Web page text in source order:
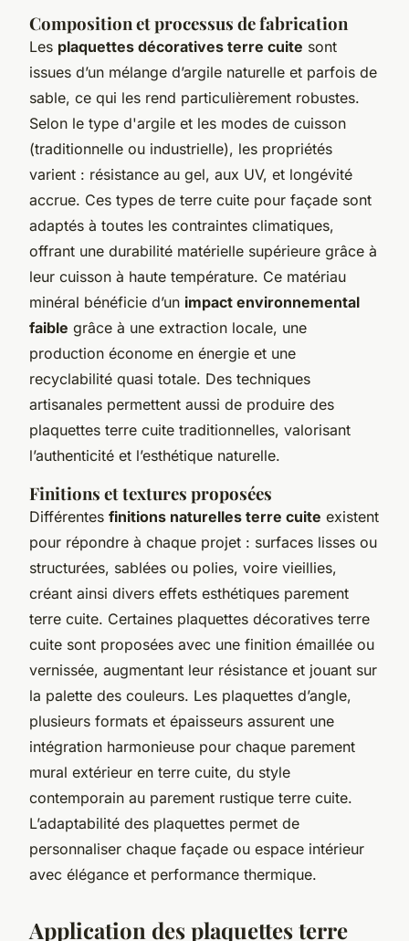
Composition et processus de fabrication
Les plaquettes décoratives terre cuite sont
issues d’un mélange d’argile naturelle et parfois de
sable, ce qui les rend particulièrement robustes.
Selon le type d'argile et les modes de cuisson
(traditionnelle ou industrielle), les propriétés
varient : résistance au gel, aux UV, et longévité
accrue. Ces types de terre cuite pour façade sont
adaptés à toutes les contraintes climatiques,
offrant une durabilité matérielle supérieure grâce à
leur cuisson à haute température. Ce matériau
minéral bénéficie d’un impact environnemental
faible grâce à une extraction locale, une
production économe en énergie et une
recyclabilité quasi totale. Des techniques
artisanales permettent aussi de produire des
plaquettes terre cuite traditionnelles, valorisant
l’authenticité et l’esthétique naturelle.
Finitions et textures proposées
Différentes finitions naturelles terre cuite existent
pour répondre à chaque projet : surfaces lisses ou
structurées, sablées ou polies, voire vieillies,
créant ainsi divers effets esthétiques parement
terre cuite. Certaines plaquettes décoratives terre
cuite sont proposées avec une finition émaillée ou
vernissée, augmentant leur résistance et jouant sur
la palette des couleurs. Les plaquettes d’angle,
plusieurs formats et épaisseurs assurent une
intégration harmonieuse pour chaque parement
mural extérieur en terre cuite, du style
contemporain au parement rustique terre cuite.
L’adaptabilité des plaquettes permet de
personnaliser chaque façade ou espace intérieur
avec élégance et performance thermique.
Application des plaquettes terre